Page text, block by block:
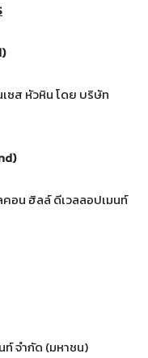
เซส หัวหิน โดย บริษัท
(Thailand)
อน ฮิลล์ ดีเวลลอปเมนท์
ท์ จํากัด (มหาชน)